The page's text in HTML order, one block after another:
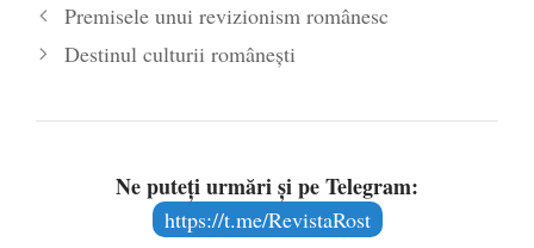
Premisele unui revizionism românesc
Destinul culturii românești
Ne puteți urmări și pe Telegram:
https://t.me/RevistaRost